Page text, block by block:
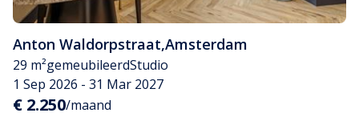
Anton Waldorpstraat,Amsterdam
29 m²gemeubileerdStudio
1 Sep 2026 - 31 Mar 2027
€ 2.250/maand